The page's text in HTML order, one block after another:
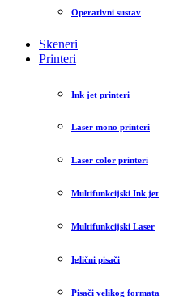
Operativni sustav
Skeneri
Printeri
Ink jet printeri
Laser mono printeri
Laser color printeri
Multifunkcijski Ink jet
Multifunkcijski Laser
Iglični pisači
Pisači velikog formata